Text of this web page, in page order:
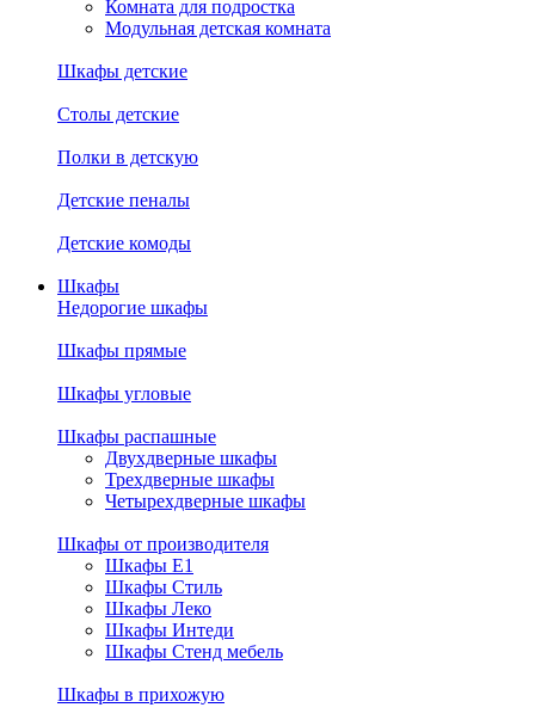
Комната для подростка
Модульная детская комната
Шкафы детские
Столы детские
Полки в детскую
Детские пеналы
Детские комоды
Шкафы
Недорогие шкафы
Шкафы прямые
Шкафы угловые
Шкафы распашные
Двухдверные шкафы
Трехдверные шкафы
Четырехдверные шкафы
Шкафы от производителя
Шкафы E1
Шкафы Стиль
Шкафы Леко
Шкафы Интеди
Шкафы Стенд мебель
Шкафы в прихожую